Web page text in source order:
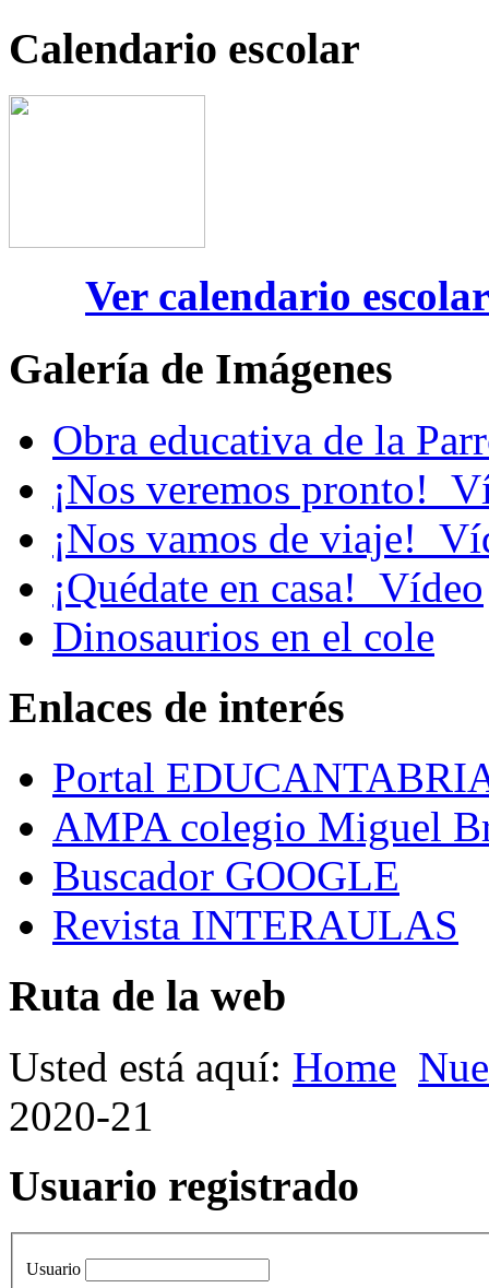
Calendario escolar
Ver calendario escolar
Galería de Imágenes
Obra educativa de la
¡Nos veremos
¡Nos vamos de
¡Quédate en casa!_Vídeo
Dinosaurios en el cole
Enlaces de interés
Portal
AMPA colegio Miguel
Buscador GOOGLE
Revista INTERAULAS
Ruta de la web
Usted está aquí: Home
2020-21
Usuario registrado
Usuario